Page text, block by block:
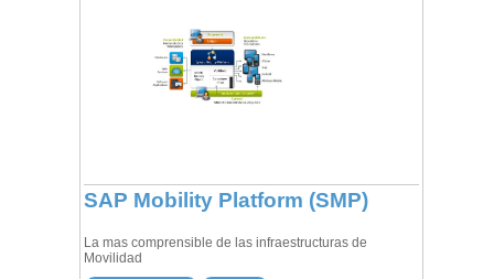
SAP Mobility Platform (SMP)
La mas comprensible de las infraestructuras de
Movilidad